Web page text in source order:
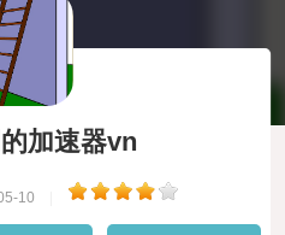
加速器vn
10